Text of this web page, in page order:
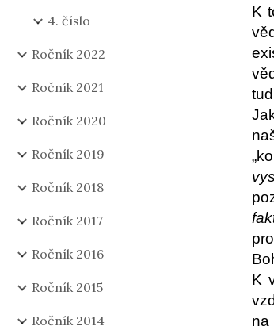
4. číslo
Ročník 2022
Ročník 2021
Ročník 2020
Ročník 2019
Ročník 2018
Ročník 2017
Ročník 2016
Ročník 2015
Ročník 2014
K
K
na